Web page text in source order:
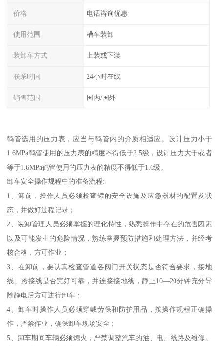
价格 电话咨询优惠
使用范围 槽车装卸
装卸车方式 上装或下装
联系时间 24小时在线
销售范围 国内/国外
鹤管选用的压力表，应当与鹤管内的介质相适应。设计压力小于
1.6MPa鹤管使用的压力表的精度不得低于2.5级，设计压力大于或者
等于1.6MPa鹤管使用的压力表的精度不得低于1.6级。
卸车安全操作规程中的准备流程:
1、卸前，操作人员必须检查罐的安全设施及应急器材的配置及状
态，并做好过程记录；
2、装卸管理人员必须掌握的理化特性，熟悉操作中存在的危害因素
以及可能发生的危险情况，熟练掌握预防措施和处理方法，并经考
核合格，方可作业；
3、在卸前，要认真检查管道各阀门开关状态是否符合要求，接地
线、跨接线是否完好可靠，并连接接地线，静止10—20分钟充分导
除静电后方可进行卸车；
4、卸车时操作人员必须穿戴劳保和防护用品，按操作规程正确操
作，严禁作业，确保卸车现场安全；
5、卸车期间车辆必须熄火，严禁调整汽车的油、电、线路及维修。